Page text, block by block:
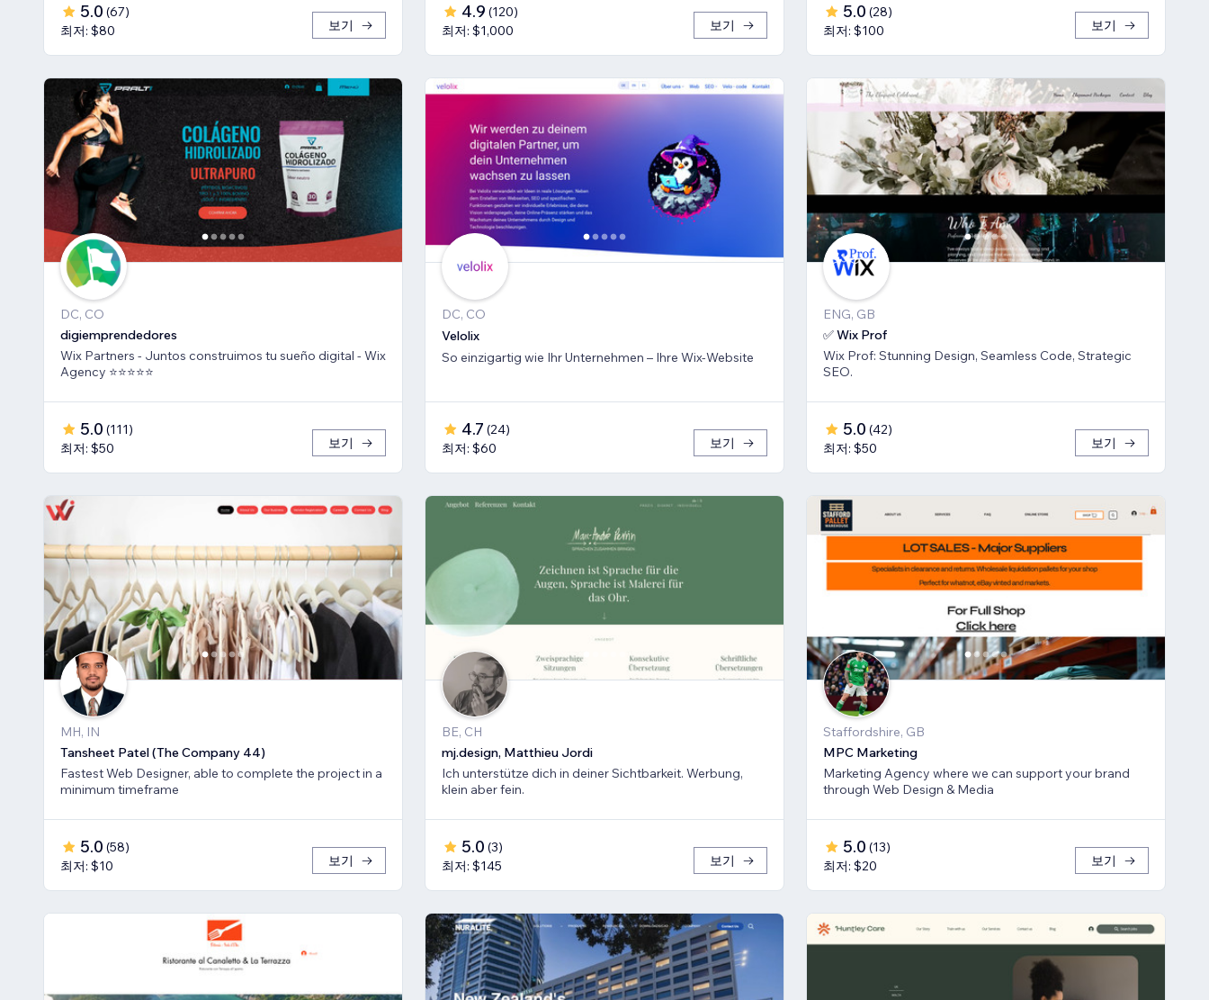
5.0 (67)
최저: $80
보기
4.9 (120)
최저: $1,000
보기
5.0 (28)
최저: $100
보기
DC, CO
digiemprendedores
Wix Partners - Juntos construimos tu sueño digital - Wix
Agency ⭐️⭐️⭐️⭐️⭐️
5.0 (111)
최저: $50
보기
DC, CO
Velolix
So einzigartig wie Ihr Unternehmen – Ihre Wix-Website
4.7 (24)
최저: $60
보기
ENG, GB
✅ Wix Prof
Wix Prof: Stunning Design, Seamless Code, Strategic
SEO.
5.0 (42)
최저: $50
보기
MH, IN
Tansheet Patel (The Company 44)
Fastest Web Designer, able to complete the project in a
minimum timeframe
5.0 (58)
최저: $10
보기
BE, CH
mj.design, Matthieu Jordi
Ich unterstütze dich in deiner Sichtbarkeit. Werbung,
klein aber fein.
5.0 (3)
최저: $145
보기
Staffordshire, GB
MPC Marketing
Marketing Agency where we can support your brand
through Web Design & Media
5.0 (13)
최저: $20
보기